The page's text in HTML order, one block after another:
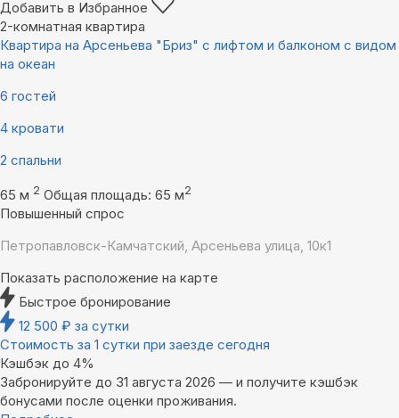
Добавить в Избранное
2-комнатная квартира
Квартира на Арсеньева "Бриз" с лифтом и балконом с видом
на океан
6 гостей
4 кровати
2 спальни
65 м 2 Общая площадь: 65 м2
Повышенный спрос
Петропавловск-Камчатский, Арсеньева улица, 10к1
Показать расположение на карте
Быстрое бронирование
12 500 ₽ за сутки
Стоимость за 1 сутки при заезде сегодня
Кэшбэк до 4%
Забронируйте до 31 августа 2026 — и получите кэшбэк
бонусами после оценки проживания.